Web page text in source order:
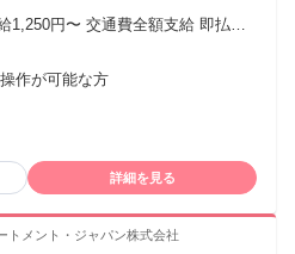
全額支給 即払い
作が可能な方
詳細を見る
トメント・ジャパン株式会社